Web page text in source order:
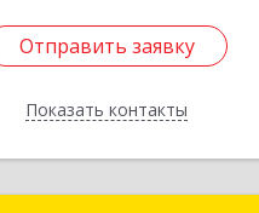
Отправить заявку
Показать контакты
Отправить заявку
Назад